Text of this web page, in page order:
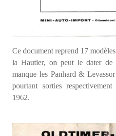
Ce document reprend 17
la Hautier, on peut le dater
manque les Panhard &
pourtant sorties
1962.